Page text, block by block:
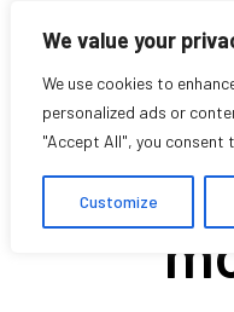
We value your
We use cookies to
personalized ads or
"Accept All", you consent
Customize